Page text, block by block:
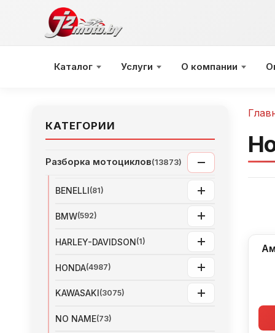
содержимому
Каталог Услуги О компании
КАТЕГОРИИ
Разборка мотоциклов(13873)
BENELLI(81)
BMW(592)
HARLEY-DAVIDSON(1)
HONDA(4987)
KAWASAKI(3075)
NO NAME(73)